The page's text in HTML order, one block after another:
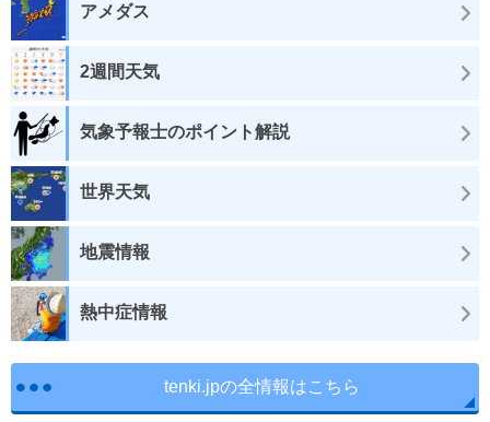
アメダス
2週間天気
気象予報士のポイント解説
世界天気
地震情報
熱中症情報
tenki.jpの全情報はこちら